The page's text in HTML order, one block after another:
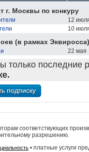
г. Москвы по конкуру
12
10
(в рамках Эквиросса)
22 мая
только последние
соответствующих
разрешению.
• платные услуги